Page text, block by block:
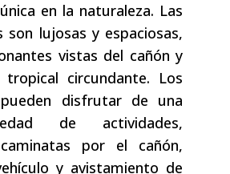
en la naturaleza. Las
son lujosas y espaciosas,
vistas del cañón y
circundante. Los
pueden disfrutar de una
de actividades,
por el cañón,
y avistamiento de